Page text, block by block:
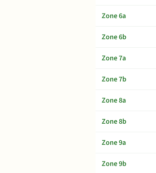
Zone 6a
Zone 6b
Zone 7a
Zone 7b
Zone 8a
Zone 8b
Zone 9a
Zone 9b